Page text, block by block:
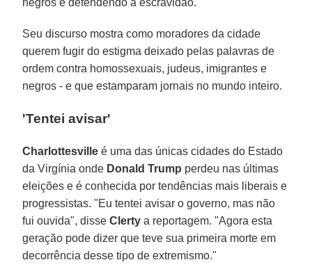
Seu discurso mostra como moradores da cidade
querem fugir do estigma deixado pelas palavras de
ordem contra homossexuais, judeus, imigrantes e
negros - e que estamparam jornais no mundo inteiro.
'Tentei avisar'
Charlottesville é uma das únicas cidades do Estado
da Virgínia onde Donald Trump perdeu nas últimas
eleições e é conhecida por tendências mais liberais e
progressistas. "Eu tentei avisar o governo, mas não
fui ouvida", disseClerty a reportagem. "Agora esta
geração pode dizer que teve sua primeira morte em
decorrência desse tipo de extremismo."